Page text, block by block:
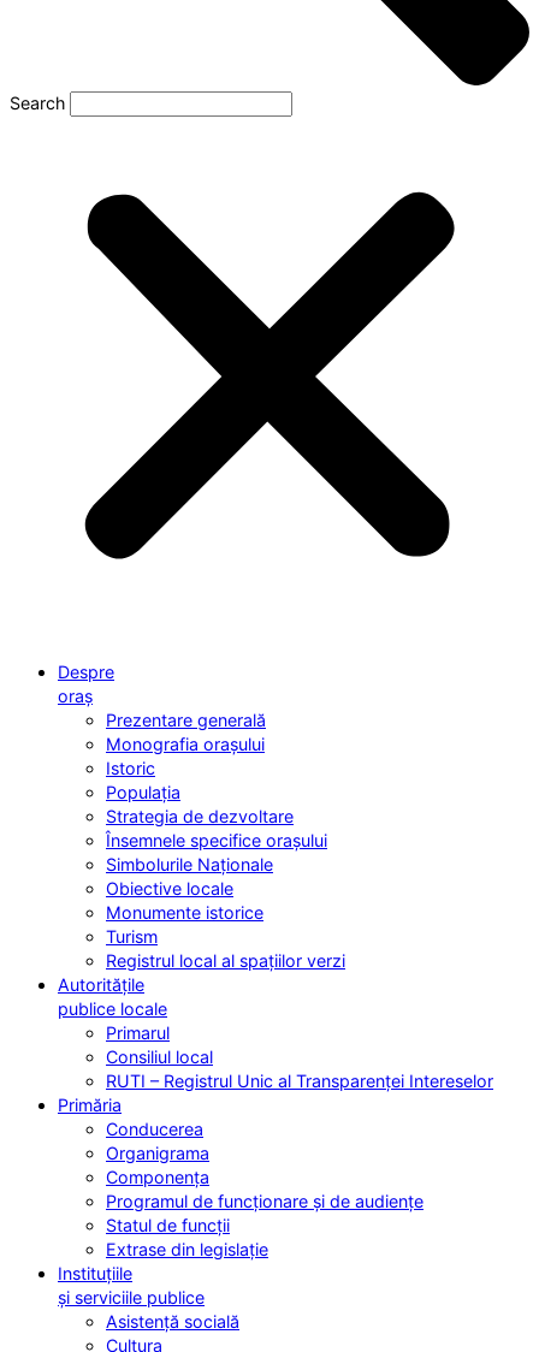
Search
Despre
oraș
Prezentare generală
Monografia orașului
Istoric
Populația
Strategia de dezvoltare
Însemnele specifice orașului
Simbolurile Naționale
Obiective locale
Monumente istorice
Turism
Registrul local al spațiilor verzi
Autoritățile
publice locale
Primarul
Consiliul local
RUTI – Registrul Unic al Transparenței Intereselor
Primăria
Conducerea
Organigrama
Componența
Programul de funcționare și de audiențe
Statul de funcții
Extrase din legislație
Instituțiile
și serviciile publice
Asistență socială
Cultura